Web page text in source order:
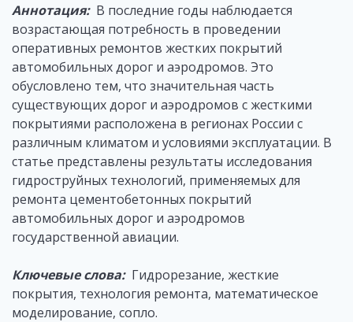
Аннотация:В последние годы наблюдается
возрастающая потребность в проведении
оперативных ремонтов жестких покрытий
автомобильных дорог и аэродромов. Это
обусловлено тем, что значительная часть
существующих дорог и аэродромов с жесткими
покрытиями расположена в регионах России с
различным климатом и условиями эксплуатации. В
статье представлены результаты исследования
гидроструйных технологий, применяемых для
ремонта цементобетонных покрытий
автомобильных дорог и аэродромов
государственной авиации.
Ключевые слова:Гидрорезание, жесткие
покрытия, технология ремонта, математическое
моделирование, сопло.